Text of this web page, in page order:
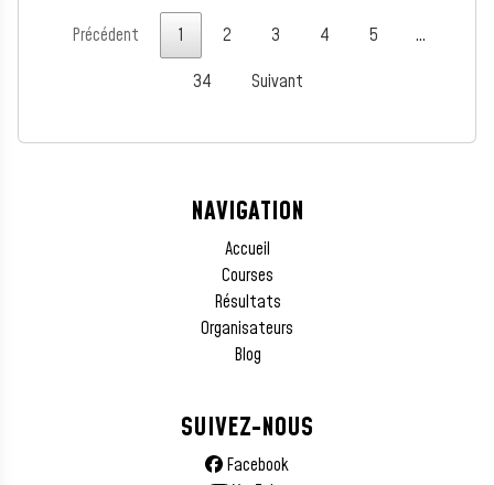
Précédent 1 2 3 4 5
…
34
Suivant
NAVIGATION
Accueil
Courses
Résultats
Organisateurs
Blog
SUIVEZ-NOUS
Facebook